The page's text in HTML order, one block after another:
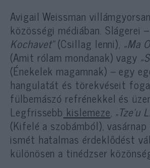
Avigail Weissman
közösségi médiában. Slágerei
Kochavet”(Csillag lenni), „Ma
(Amit rólam mondanak) vagy
(Énekelek magamnak) – egy
hangulatát és törekvéseit
fülbemászó refrénekkel és
Legfrissebb kislemeze, „Tze’u
(Kifelé a szobámból),
ismét hatalmas érdeklődést
különösen a tinédzser